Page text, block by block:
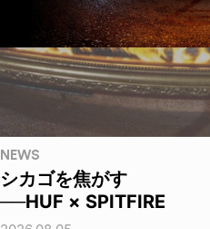
NEWS
シカゴを焦がす
──HUF × SPITFIRE